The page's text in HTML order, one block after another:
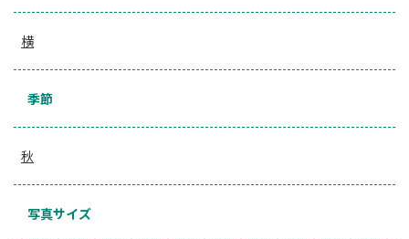
横
季節
秋
写真サイズ